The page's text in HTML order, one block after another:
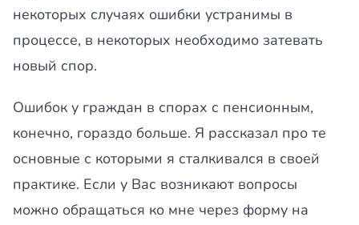
некоторых случаях ошибки устранимы в
процессе, в некоторых необходимо затевать
новый спор.
Ошибок у граждан в спорах с пенсионным,
конечно, гораздо больше. Я рассказал про те
основные с которыми я сталкивался в своей
практике. Если у Вас возникают вопросы
можно обращаться ко мне через форму на